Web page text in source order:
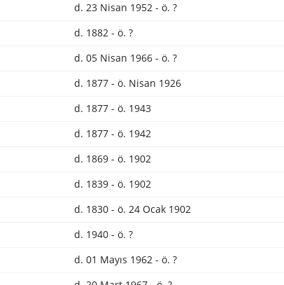
d. 23 Nisan 1952 - ö. ?
d. 1882 - ö. ?
d. 05 Nisan 1966 - ö. ?
d. 1877 - ö. Nisan 1926
d. 1877 - ö. 1943
d. 1877 - ö. 1942
d. 1869 - ö. 1902
d. 1839 - ö. 1902
d. 1830 - ö. 24 Ocak 1902
d. 1940 - ö. ?
d. 01 Mayıs 1962 - ö. ?